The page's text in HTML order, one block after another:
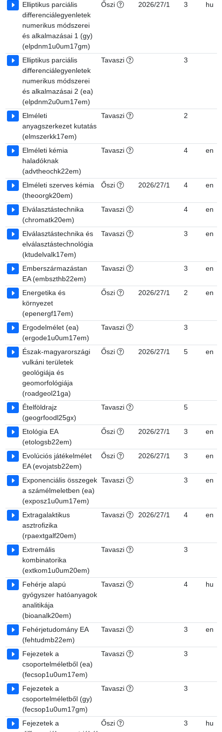
Elliptikus parciális
differenciálegyenletek
numerikus módszerei
és alkalmazásai 1 (gy)
(elpdnm1u0um17gm)
Őszi 2026/27/1 3 hu
Elliptikus parciális
differenciálegyenletek
numerikus módszerei
és alkalmazásai 2 (ea)
(elpdnm2u0um17em)
Tavaszi 3
Elméleti
anyagszerkezet kutatás
(elmszerkk17em)
Tavaszi 2
Elméleti kémia
haladóknak
(advtheochk22em)
Tavaszi 4 en
Elméleti szerves kémia
(theoorgk20em)
Őszi 2026/27/1 4 en
Elválasztástechnika
(chromatk20em)
Tavaszi 4 en
Elválasztástechnika és
elválasztástechnológia
(ktudelvalk17em)
Tavaszi 3 en
Emberszármazástan
EA (embszthb22em)
Tavaszi 3 en
Energetika és
környezet
(epenergf17em)
Őszi 2026/27/1 2 en
Ergodelmélet (ea)
(ergode1u0um17em)
Tavaszi 3
Észak-magyarországi
vulkáni területek
geológiája és
geomorfológiája
(roadgeol21ga)
Őszi 2026/27/1 5 en
Ételföldrajz
(geogrfoodl25gx)
Tavaszi 5
Etológia EA
(etologsb22em)
Őszi 2026/27/1 3 en
Evolúciós játékelmélet
EA (evojatsb22em)
Őszi 2026/27/1 3 en
Exponenciális összegek
a számélmeletben (ea)
(exposz1u0um17em)
Tavaszi 3 en
Extragalaktikus
asztrofizika
(rpaextgalf20em)
Tavaszi 2026/27/1 4 en
Extremális
kombinatorika
(extkom1u0um20em)
Tavaszi 3
Fehérje alapú
gyógyszer hatóanyagok
analitikája
(bioanalk20em)
Tavaszi 4 hu
Fehérjetudomány EA
(fehtudmb22em)
Tavaszi 3 en
Fejezetek a
csoportelméletből (ea)
(fecsop1u0um17em)
Tavaszi 3
Fejezetek a
csoportelméletből (gy)
(fecsop1u0um17gm)
Tavaszi 3
Fejezetek a
Őszi 3 hu